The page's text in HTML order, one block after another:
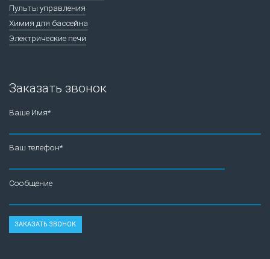
Пульты управления
Химия для бассейна
Электрические печи
Заказать звонок
Ваше Имя*
Ваш телефон*
Сообщение